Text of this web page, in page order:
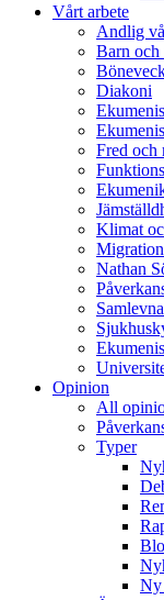
Vårt arbete
Andlig
Barn och
Diakoni
Fred och
Klimat
Nathan
Opinion
All
Typer
Ny